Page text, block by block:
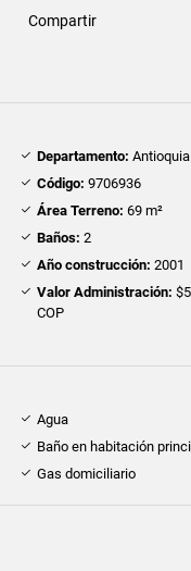
Compartir
Departamento: Antioquia
Código: 9706936
Área Terreno: 69 m²
Baños: 2
Año construcción: 2001
Valor Administración:
COP
Agua
Baño en habitación
Gas domiciliario